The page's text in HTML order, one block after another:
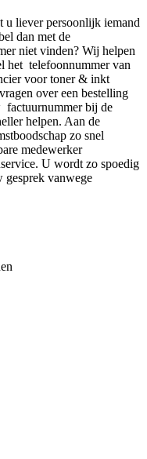
u liever persoonlijk iemand
dan met de
niet vinden? Wij helpen
het telefoonnummer van
voor toner & inkt
over een bestelling
factuurnummer bij de
helpen. Aan de
zo snel
medewerker
U wordt zo spoedig
gesprek vanwege